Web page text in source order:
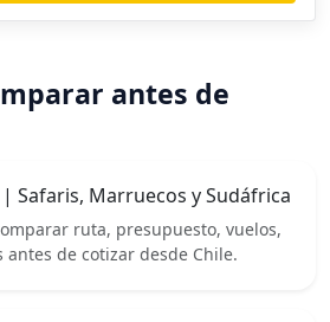
antes de
Safaris, Marruecos y Sudáfrica
ruta, presupuesto, vuelos,
antes de cotizar desde Chile.